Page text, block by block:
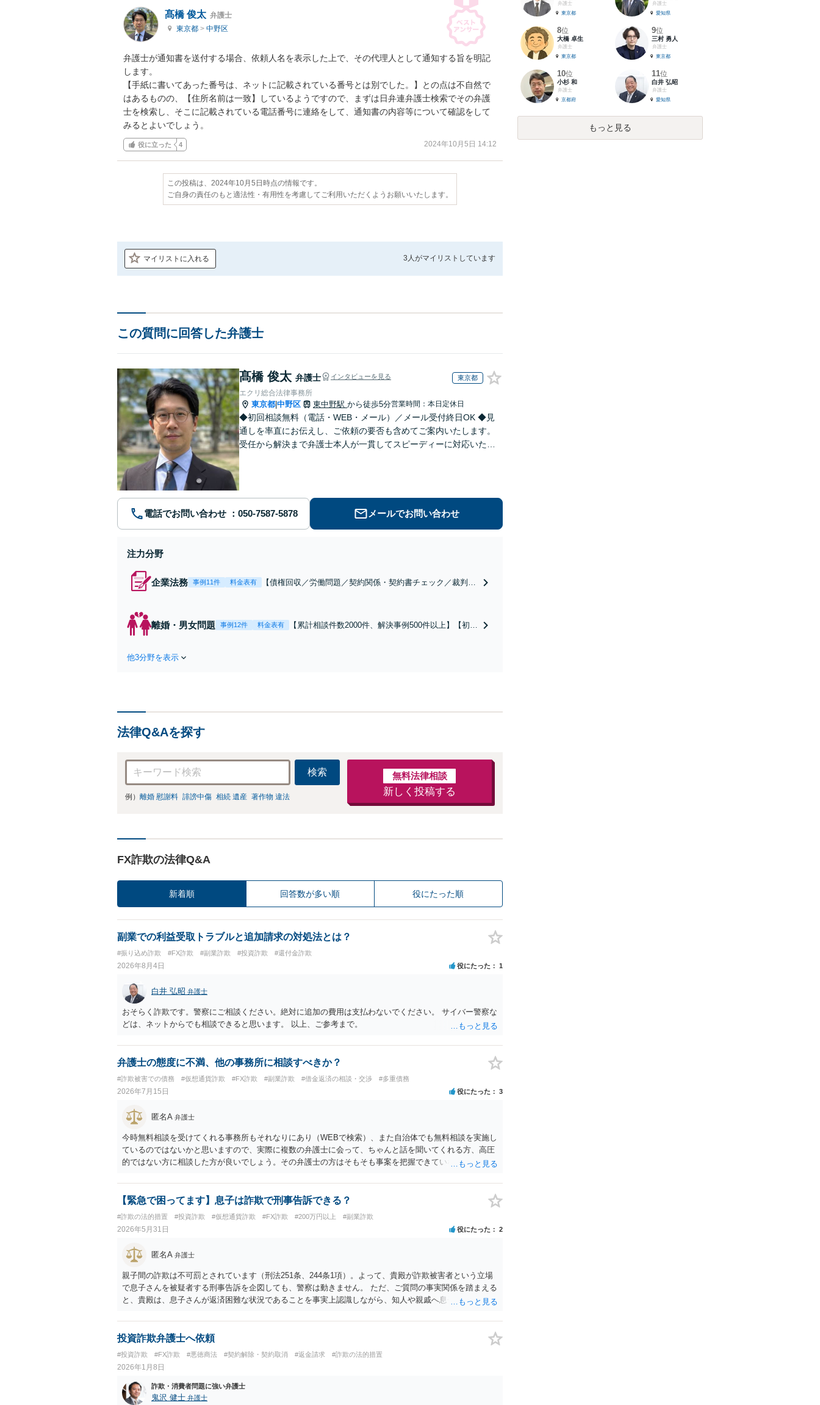
髙橋 俊太 弁護士
東京都 > 中野区
弁護士が通知書を送付する場合、依頼人名を表示した上で、その代理人として通知する旨を明記
します。
【手紙に書いてあった番号は、ネットに記載されている番号とは別でした。】との点は不自然で
はあるものの、【住所名前は一致】しているようですので、まずは日弁連弁護士検索でその弁護
士を検索し、そこに記載されている電話番号に連絡をして、通知書の内容等について確認をして
みるとよいでしょう。
役に立った 4 2024年10月5日 14:12
この投稿は、2024年10月5日時点の情報です。
ご自身の責任のもと適法性・有用性を考慮してご利用いただくようお願いいたします。
マイリストに入れる 3人がマイリストしています
この質問に回答した弁護士
髙橋 俊太 弁護士 インタビューを見る 東京都
エクリ総合法律事務所
東京都 中野区 東中野駅 から徒歩5分営業時間：本日定休日
◆初回相談無料（電話・WEB・メール）／メール受付終日OK ◆見
通しを率直にお伝えし、ご依頼の要否も含めてご案内いたします。
受任から解決まで弁護士本人が一貫してスピーディーに対応いたし
電話でお問い合わせ メールでお問い合わせ
注力分野
企業法務 事例11件 料金表有
【債権回収／労働問題／契約関係・契約書チェック／裁判対
をお探しの方もご相談ください！【顧問経験豊富】【個別案
件も対応OK】
離婚・男女問題 事例12件 料金表有
【累計相談件数2000件、解決事例500件以上】【初回
他3分野を表示
法律Q&Aを探す
検索
例） 離婚 慰謝料 誹謗中傷 相続 遺産 著作物 違法
無料法律相談
新しく投稿する
FX詐欺の法律Q&A
新着順 回答数が多い順 役にたった順
副業での利益受取トラブルと追加請求の対処法とは？
#振り込め詐欺 #FX詐欺 #副業詐欺 #投資詐欺 #還付金詐欺
2026年8月4日 役にたった 1
白井 弘昭 弁護士
おそらく詐欺です。警察にご相談ください。絶対に追加の費用は支払わないでください。 サイバー警察な
どは、ネットからでも相談できると思います。 以上、ご参考まで。
弁護士の態度に不満、他の事務所に相談すべきか？
#詐欺被害での債務 #仮想通貨詐欺 #FX詐欺 #副業詐欺 #借金返済の相談・交渉 #多重債務
2026年7月15日 役にたった 3
匿名A 弁護士
今時無料相談を受けてくれる事務所もそれなりにあり（WEBで検索）、また自治体でも無料相談を実施し
ているのではないかと思いますので、実際に複数の弁護士に会って、ちゃんと話を聞いてくれる方、高圧
的ではない方に相談した方が良いでしょう。その弁護士の方はそもそも事案を把握できていないようです
ます。ただ、仮想通貨詐欺の被害回復は現実的には難しいかもしれません。
【緊急で困ってます】息子は詐欺で刑事告訴できる？
#詐欺の法的措置 #投資詐欺 #仮想通貨詐欺 #FX詐欺 #200万円以上 #副業詐欺
2026年5月31日 役にたった 2
匿名A 弁護士
親子間の詐欺は不可罰とされています（刑法251条、244条1項）。よって、貴殿が詐欺被害者という立場
で息子さんを被疑者する刑事告訴を企図しても、警察は動きません。 ただ、ご質問の事実関係を踏まえる
と、貴殿は、息子さんが返済困難な状況であることを事実上認識しながら、知人や親戚へ息子さんのため
謀して親戚や知人に対して詐欺を実行していると評価される危険がある行為であり、貴殿が詐欺の共犯と
して刑事告訴を受けるリスクがあると思います。 今後は絶対にそのような行為はやめるべきだと思います
投資詐欺弁護士へ依頼
#投資詐欺 #FX詐欺 #悪徳商法 #契約解除・契約取消 #返金請求 #詐欺の法的措置
2026年1月8日
詐欺・消費者問題に強い弁護士
鬼沢 健士 弁護士
弁護士
東京都
弁護士
愛知県
8位
大橋 卓生
弁護士
東京都
9位
三村 勇人
弁護士
東京都
10位
小杉 和
弁護士
京都府
11位
白井 弘昭
弁護士
愛知県
もっと見る